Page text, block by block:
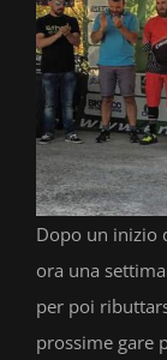
Dopo un inizio
ora una
per poi
prossime gare